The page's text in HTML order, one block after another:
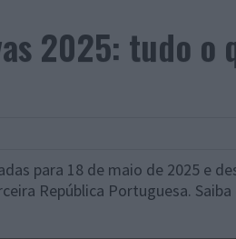
2025: tudo o
para 18 de maio de 2025 e
República Portuguesa.